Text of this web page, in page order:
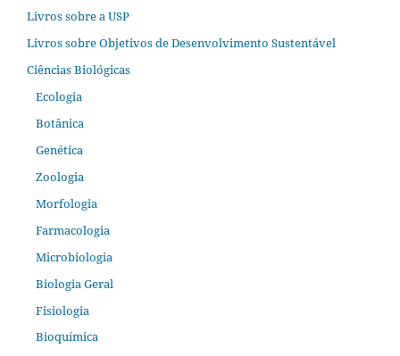
Livros sobre a USP
Livros sobre Objetivos de Desenvolvimento Sustentável
Ciências Biológicas
Ecologia
Botânica
Genética
Zoologia
Morfologia
Farmacologia
Microbiologia
Biologia Geral
Fisiologia
Bioquímica